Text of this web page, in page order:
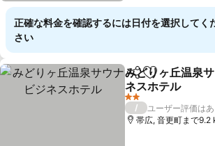
正確な料金を確認するには日付を選択してく
さい
シェアお気に入りに
みどりヶ丘温泉
ネスホテル
料金を表示
2 ホテルのランク
/
ユーザー評価は
帯広, 音更町まで9.2